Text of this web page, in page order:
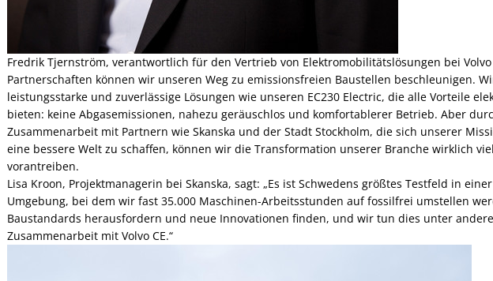
Fredrik Tjernström, verantwortlich für den Vertrieb von Elektromobilitätslösungen bei Volvo
Partnerschaften können wir unseren Weg zu emissionsfreien Baustellen beschleunigen.
leistungsstarke und zuverlässige Lösungen wie unseren EC230 Electric, die alle Vorteile
bieten: keine Abgasemissionen, nahezu geräuschlos und komfortablerer Betrieb. Aber
Zusammenarbeit mit Partnern wie Skanska und der Stadt Stockholm, die sich unserer
eine bessere Welt zu schaffen, können wir die Transformation unserer Branche wirklich
vorantreiben.
Lisa Kroon, Projektmanagerin bei Skanska, sagt: „Es ist Schwedens größtes Testfeld in
Umgebung, bei dem wir fast 35.000 Maschinen-Arbeitsstunden auf fossilfrei umstellen
Baustandards herausfordern und neue Innovationen finden, und wir tun dies unter
Zusammenarbeit mit Volvo CE.“